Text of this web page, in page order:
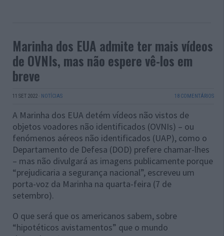
Marinha dos EUA admite ter mais vídeos
de OVNIs, mas não espere vê-los em
breve
11 SET 2022 · NOTÍCIAS 18 COMENTÁRIOS
A Marinha dos EUA detém vídeos não vistos de
objetos voadores não identificados (OVNIs) – ou
fenómenos aéreos não identificados (UAP), como o
Departamento de Defesa (DOD) prefere chamar-lhes
– mas não divulgará as imagens publicamente porque
“prejudicaria a segurança nacional”, escreveu um
porta-voz da Marinha na quarta-feira (7 de
setembro).
O que será que os americanos sabem, sobre
“hipotéticos avistamentos” que o mundo